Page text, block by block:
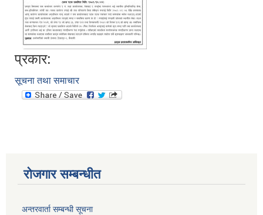
प्रकार:
सूचना तथा समाचार
रोजगार सम्बन्धीत
अन्तरवार्ता सम्बन्धी सूचना